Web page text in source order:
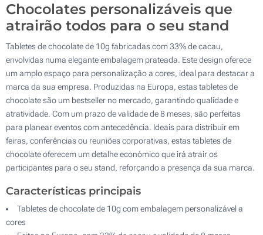
Chocolates personalizáveis que
atrairão todos para o seu stand
Tabletes de chocolate de 10g fabricadas com 33% de cacau,
envolvidas numa elegante embalagem prateada. Este design oferece
um amplo espaço para personalização a cores, ideal para destacar a
marca da sua empresa. Produzidas na Europa, estas tabletes de
chocolate são um bestseller no mercado, garantindo qualidade e
atratividade. Com um prazo de validade de 8 meses, são perfeitas
para planear eventos com antecedência. Ideais para distribuir em
feiras, conferências ou reuniões corporativas, estas tabletes de
chocolate oferecem um detalhe económico que irá atrair os
participantes para o seu stand, reforçando a presença da sua marca.
Características principais
Tabletes de chocolate de 10g com embalagem personalizável a
cores